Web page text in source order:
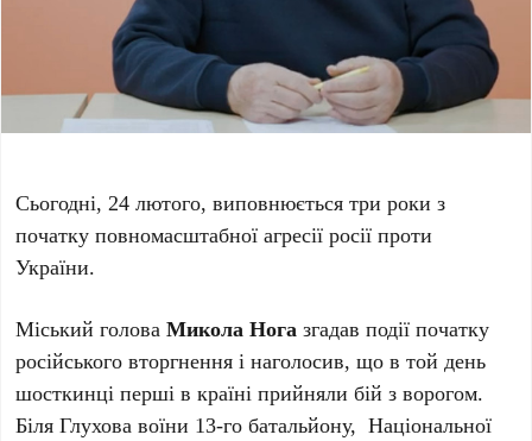
Сьогодні, 24 лютого, виповнюється три роки з
початку повномасштабної агресії росії проти
України.
Міський головаМикола Ногазгадав події початку
російського вторгнення і наголосив, що в той день
шосткинці перші в країні прийняли бій з ворогом.
Біля Глухова воїни 13-го батальйону, Національної